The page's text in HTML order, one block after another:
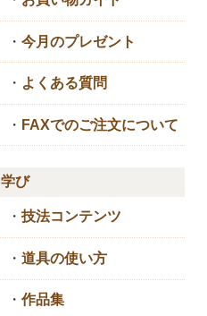
・ 今月のプレゼント
・ よくある質問
・ FAXでのご注文について
学び
・ 技法コンテンツ
・ 道具の使い方
・ 作品集